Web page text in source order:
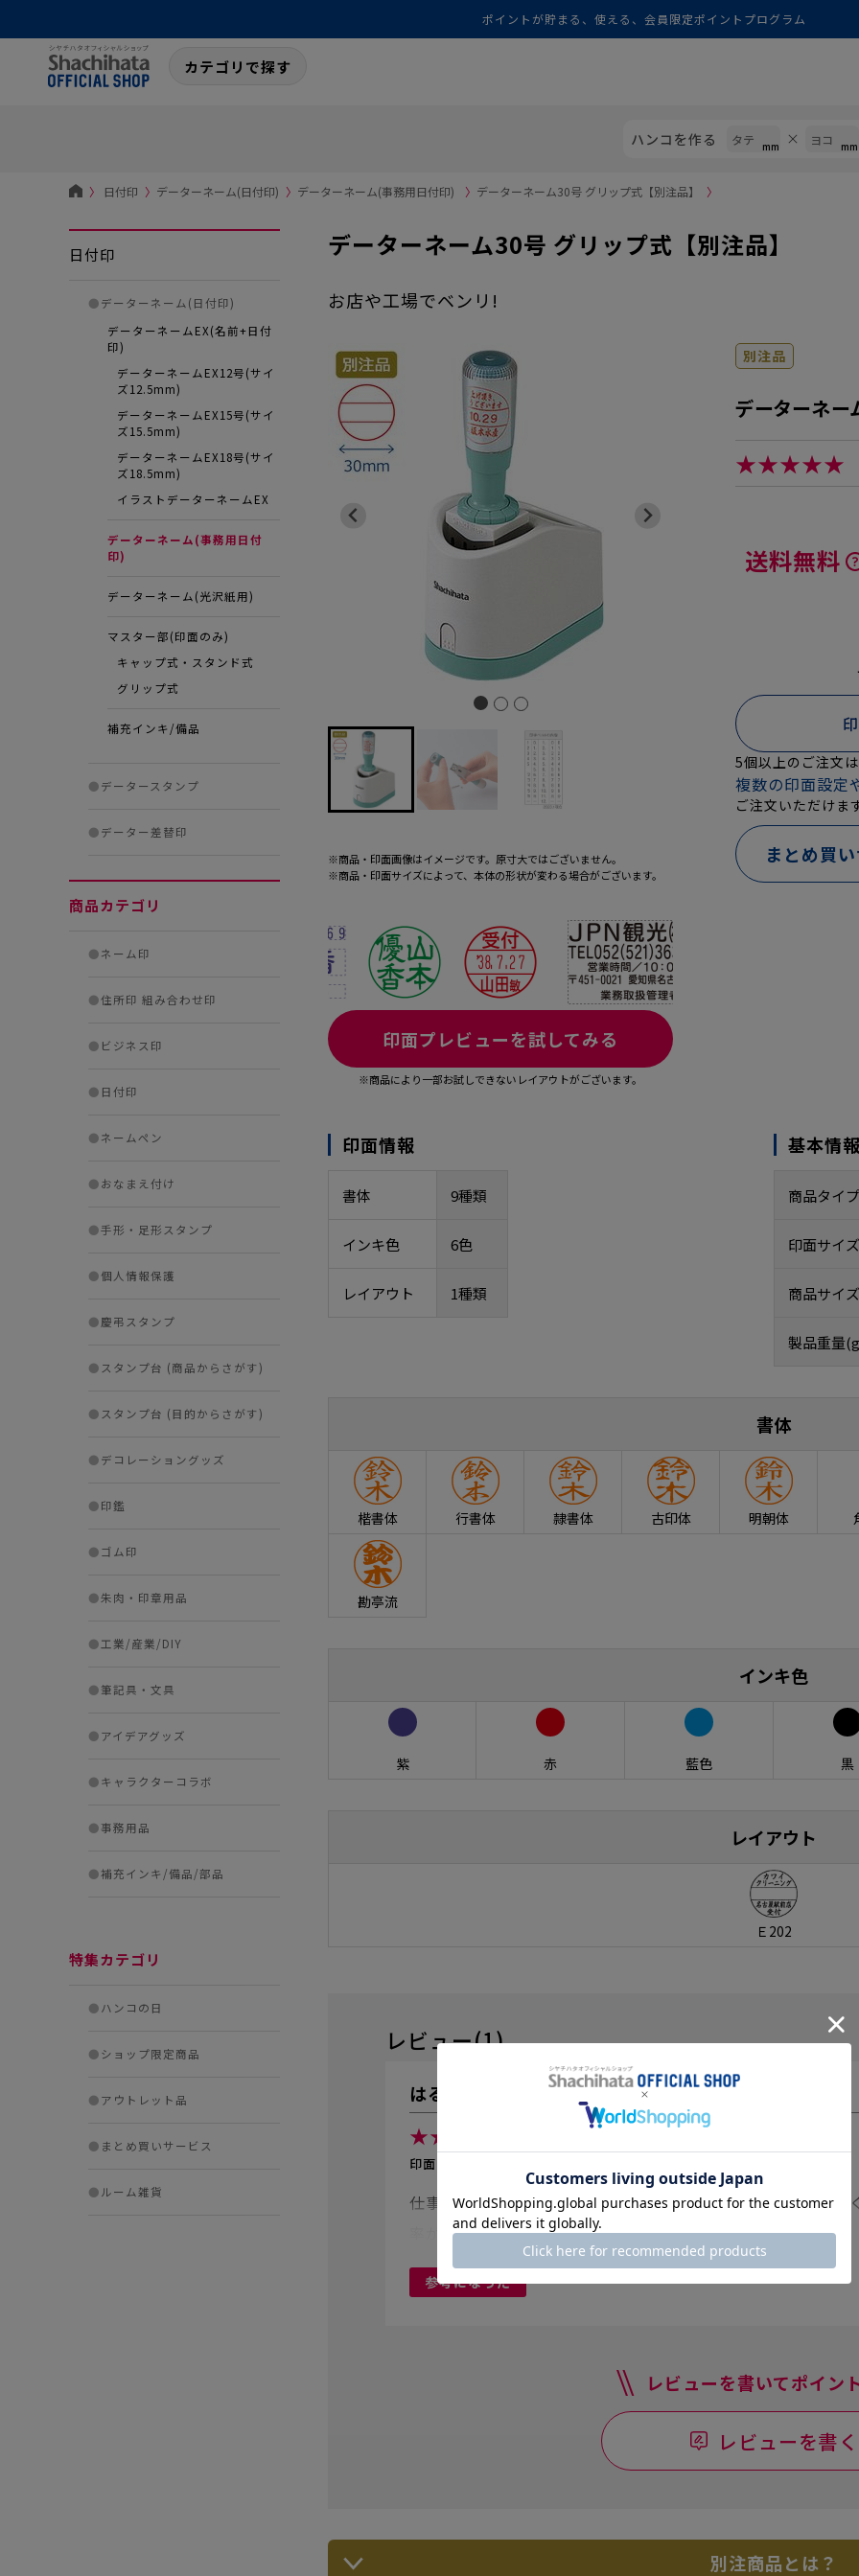
ポイントが貯まる、使える、会員限定ポイントプログラム
カテゴリで探す
ハンコを作る
〉 日付印 〉 データーネーム(日付印) 〉 データーネーム(事務用日付印) 〉 データーネーム30号 グリップ式【別注品】 〉
日付印
●データーネーム(日付印)
データーネームEX(名前+日付
印)
データーネームEX12号(サイ
ズ12.5mm)
データーネームEX15号(サイ
ズ15.5mm)
データーネームEX18号(サイ
ズ18.5mm)
イラストデーターネームEX
データーネーム(事務用日付
印)
データーネーム(光沢紙用)
マスター部(印面のみ)
キャップ式・スタンド式
グリップ式
補充インキ/備品
●データースタンプ
●データー差替印
商品カテゴリ
●ネーム印
●住所印 組み合わせ印
● ビジネス印
● 日付印
●ネームペン
●おなまえ付け
●手形・足形スタンプ
●個人情報保護
●慶弔スタンプ
● スタンプ台 (商品からさがす)
● スタンプ台 (目的からさがす)
●デコレーショングッズ
●印鑑
●ゴム印
●朱肉・印章用品
●工業/産業/DIY
●筆記具・文具
●アイデアグッズ
●キャラクターコラボ
●事務用品
●補充インキ/備品/部品
特集カテゴリ
●ハンコの日
●ショップ限定商品
●アウトレット品
● まとめ買いサービス
● ルーム雑貨
データーネーム30号 グリップ式【別注品】
お店や工場でベンリ!
※商品・印面画像はイメージです。原寸大ではございません。
※商品・印面サイズによって、本体の形状が変わる場合がございます。
印面プレビューを試してみる
※商品により一部お試しできないレイアウトがございます。
別注品
データーネー
★★★★★
送料無料
5個以上のご注文
複数の印面設定
ご注文いただけま
まとめ買
印面情報
書体 9種類
インキ色 6色
レイアウト 1種類
基本情
商品タイ
印面サイ
商品サイ
製品重量
書体
楷書体 行書体 隷書体 古印体 明朝体
勘亭流
インキ色
紫 赤 藍色 黒
レイアウト
Ｅ202
レビュー(1)
はるっこ
★★★★★ 見やすい!!
印面タイプ/1行(上段)×1行(下段）
仕事でFAX済みの書類に押す為に購入しました。 日付も
率がアップしました。
...続きを読む
参考になった
レビューを書いてポイン
レビューを書く
別注商品とは？